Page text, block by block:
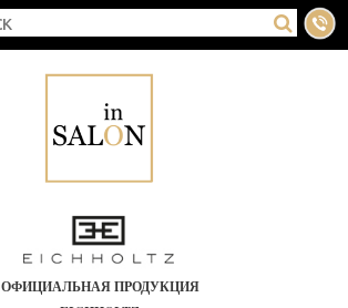
ОФИЦИАЛЬНАЯ ПРОДУКЦИЯ